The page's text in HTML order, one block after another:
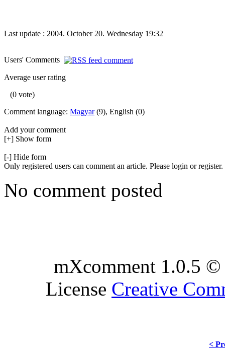
Last update : 2004. October 20. Wednesday 19:32
Users' Comments
Average user rating
(0 vote)
Comment language: Magyar(9), English (0)
Add your comment
[+] Show form
[-] Hide form
Only registered users can comment an article. Please login or register.
No comment posted
mXcomment 1.0.5
License Creative
<